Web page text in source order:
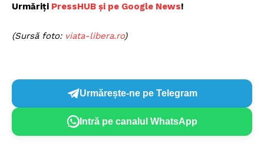
Urmăriți PressHUB și pe Google News!
(Sursă foto: viata-libera.ro)
Urmărește-ne pe Telegram
Intră pe canalul WhatsApp